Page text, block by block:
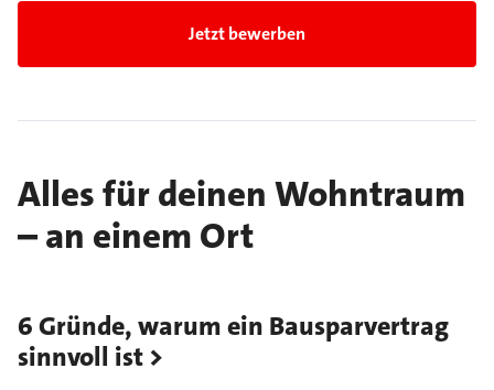
Jetzt bewerben
Alles für deinen Wohntraum
– an einem Ort
6 Gründe, warum ein Bausparvertrag
sinnvoll ist